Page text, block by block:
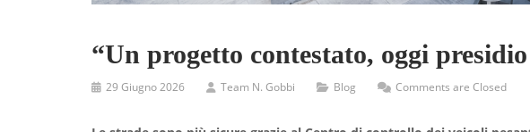
“Un progetto contestato, oggi
29 Giugno 2026 Team N. Gobbi Blog Comments are Closed